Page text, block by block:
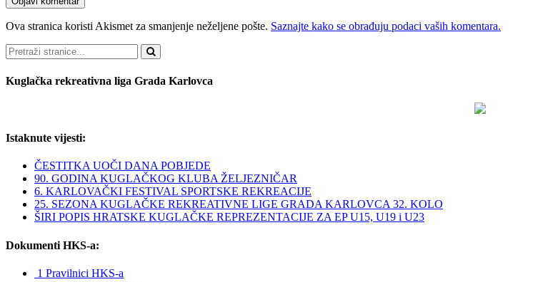
Ova stranica koristi Akismet za smanjenje neželjene pošte. Saznajte kako se obrađuju podaci vaših komentara.
Pretraži
Kuglačka rekreativna liga Grada Karlovca
Istaknute vijesti:
ČESTITKA UOČI DANA POBJEDE
90. GODINA KUGLAČKOG KLUBA ŽELJEZNIČAR
6. KARLOVAČKI FESTIVAL SPORTSKE REKREACIJE
25. SEZONA KUGLAČKE REKREATIVNE LIGE GRADA KARLOVCA 32. KOLO
ŠIRI POPIS HRATSKE KUGLAČKE REPREZENTACIJE ZA EP U15, U19 i U23
Dokumenti HKS-a:
1 Pravilnici HKS-a